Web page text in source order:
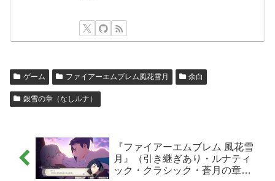
ゲーム ファイアーエムブレム風花雪月 余白
銀雪の章（なしルナ）
『ファイアーエムブレム 風花雪
月』（引き継ぎあり・ルナティ
ック・クラシック・蒼月の章）